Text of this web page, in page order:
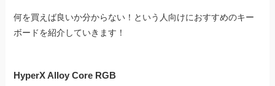
何を買えば良いか分からない！という人向けにおすすめのキー
ボードを紹介していきます！
HyperX Alloy Core RGB